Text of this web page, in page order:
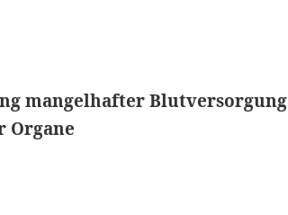
mangelhafter Blutversorgung
Organe